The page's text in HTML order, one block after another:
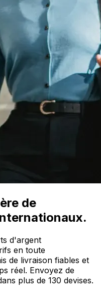
de
d'argent
en toute
de livraison fiables et
réel. Envoyez de
plus de 130 devises.